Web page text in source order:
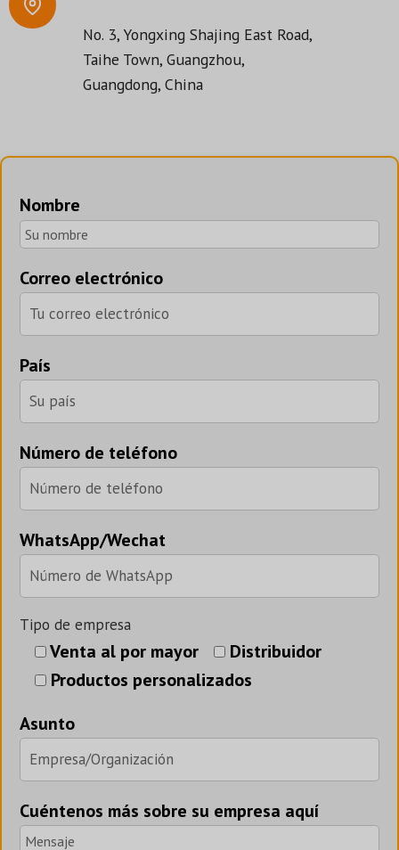
No. 3, Yongxing Shajing East Road,
Taihe Town, Guangzhou,
Guangdong, China
Nombre
Correo electrónico
País
Número de teléfono
WhatsApp/Wechat
Tipo de empresa
Venta al por mayor
Distribuidor
Productos personalizados
Asunto
Cuéntenos más sobre su empresa aquí